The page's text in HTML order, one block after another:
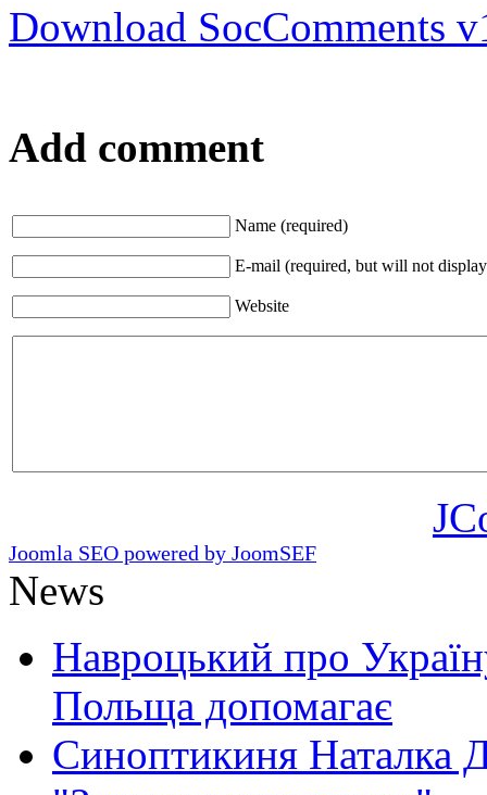
Download SocComments
Add comment
Name (required)
E-mail (required, but will not
Website
Joomla SEO powered by JoomSEF
News
Навроцький про
Польща допомагає
Синоптикиня Наталка